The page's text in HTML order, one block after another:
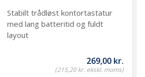
Stabilt trådløst kontortastatur
med lang batteritid og fuldt
layout
269,00 kr.
(215,20 kr. ekskl. moms)